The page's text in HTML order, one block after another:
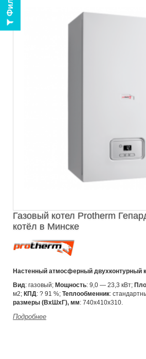
Газовый котел Protherm
котёл в Минске
Настенный атмосферный двухконтурный
Вид: газовый; Мощность: 9,0 — 23,3 кВт;
м2; КПД: ? 91 %; Теплообменник:
размеры (ВхШхГ), мм: 740х410х310.
Подробнее